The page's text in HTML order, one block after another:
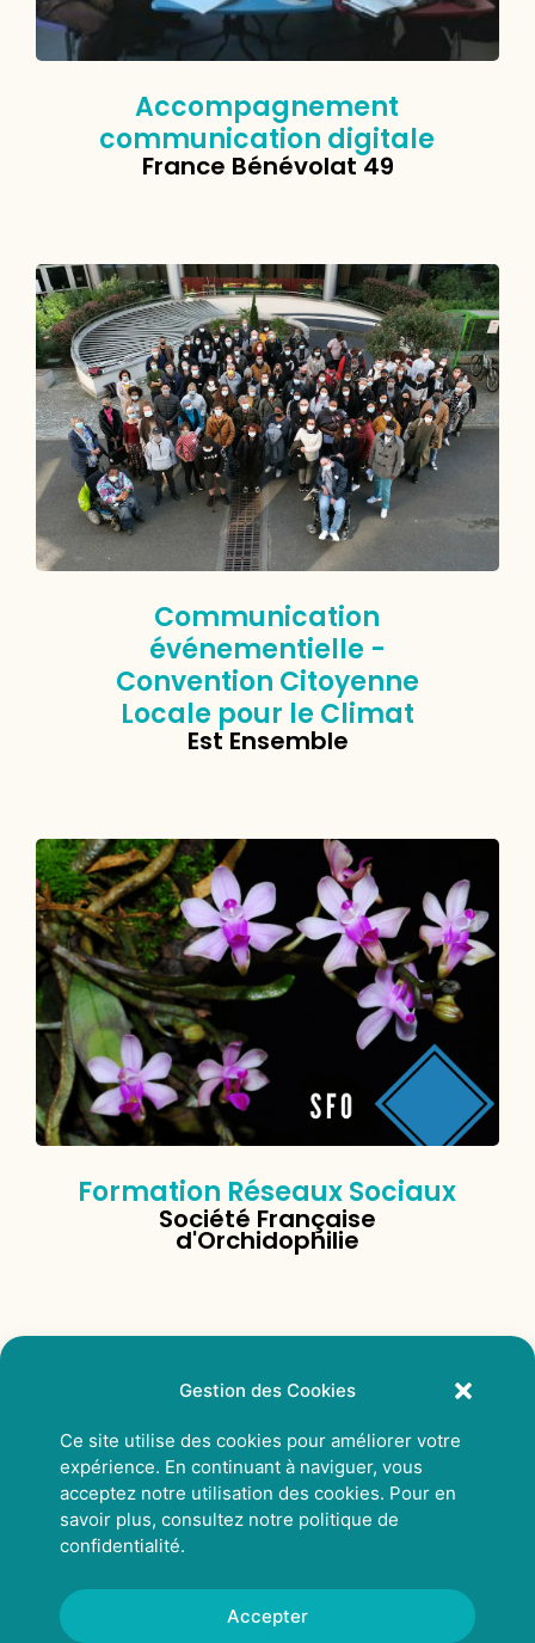
Gestion des Cookies
Ce site utilise des cookies pour améliorer votre
expérience. En continuant à naviguer, vous
acceptez notre utilisation des cookies. Pour en
savoir plus, consultez notre politique de
confidentialité.
Accepter
Accompagnement
communication digitale
France Bénévolat 49
Communication
événementielle -
Convention Citoyenne
Locale pour le Climat
Est Ensemble
Formation Réseaux Sociaux
Société Française
d'Orchidophilie
© 2026 Rhizcom